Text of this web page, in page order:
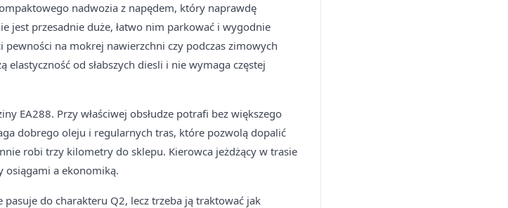
nadwozia z napędem, który naprawdę
jest przesadnie duże, łatwo nim parkować i wygodnie
na mokrej nawierzchni czy podczas zimowych
od słabszych diesli i nie wymaga częstej
EA288. Przy właściwej obsłudze potrafi bez większego
dobrego oleju i regularnych tras, które pozwolą dopalić
robi trzy kilometry do sklepu. Kierowca jeżdżący w trasie
osiągami a ekonomiką.
do charakteru Q2, lecz trzeba ją traktować jak